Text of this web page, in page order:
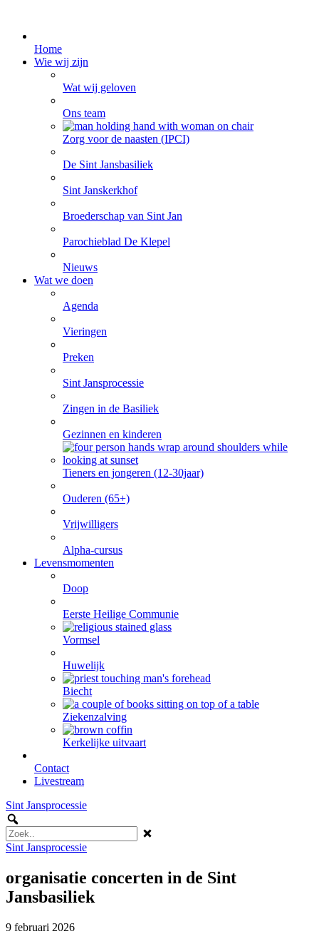
Home
Wie wij zijn
Wat wij geloven
Ons team
Zorg voor de naasten (IPCI)
De Sint Jansbasiliek
Sint Janskerkhof
Broederschap van Sint Jan
Parochieblad De Klepel
Nieuws
Wat we doen
Agenda
Vieringen
Preken
Sint Jansprocessie
Zingen in de Basiliek
Gezinnen en kinderen
Tieners en jongeren (12-30jaar)
Ouderen (65+)
Vrijwilligers
Alpha-cursus
Levensmomenten
Doop
Eerste Heilige Communie
Vormsel
Huwelijk
Biecht
Ziekenzalving
Kerkelijke uitvaart
Contact
Livestream
Sint Jansprocessie
Sint Jansprocessie
organisatie concerten in de Sint
Jansbasiliek
9 februari 2026